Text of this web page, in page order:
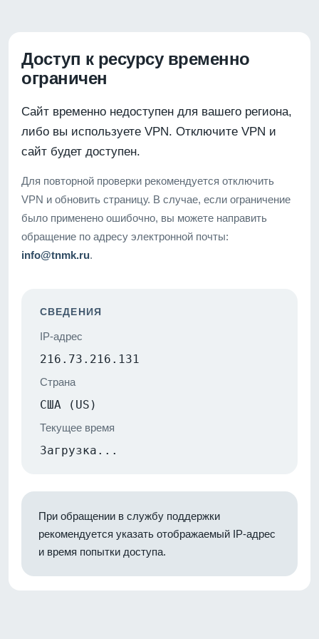
Доступ к ресурсу временно
ограничен
Сайт временно недоступен для вашего региона,
либо вы используете VPN. Отключите VPN и
сайт будет доступен.
Для повторной проверки рекомендуется отключить
VPN и обновить страницу. В случае, если ограничение
было применено ошибочно, вы можете направить
обращение по адресу электронной почты:
info@tnmk.ru.
СВЕДЕНИЯ
IP-адрес
216.73.216.131
Страна
США (US)
Текущее время
Загрузка...
При обращении в службу поддержки
рекомендуется указать отображаемый IP-адрес
и время попытки доступа.